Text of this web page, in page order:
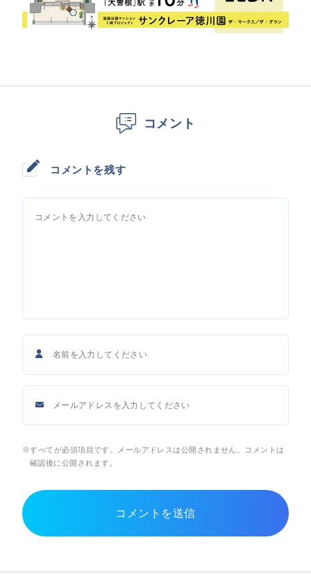
コメント
コメントを残す